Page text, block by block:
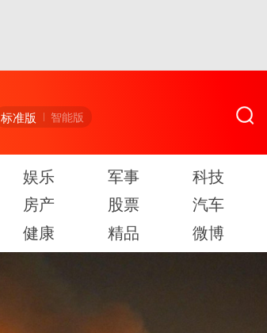
标准版 智能版
娱乐 军事 科技
房产 股票 汽车
健康 精品 微博